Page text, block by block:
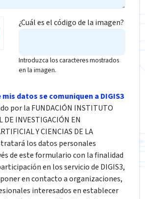
¿Cuál es el código de la imagen?
Introduzca los caracteres mostrados
en la imagen.
datos se comuniquen a DIGIS3
por la FUNDACIÓN INSTITUTO
DE INVESTIGACIÓN EN
Y CIENCIAS DE LA
tratará los datos personales
de este formulario con la finalidad
en los servicio de DIGIS3,
en contacto a organizaciones,
interesados en establecer